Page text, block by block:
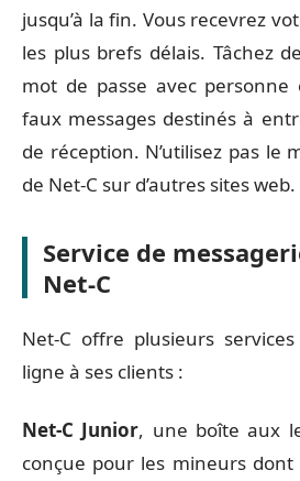
jusqu’à la fin. Vous recevrez
les plus brefs délais. Tâchez
mot de passe avec personne
faux messages destinés à
de réception. N’utilisez pas le
de Net-C sur d’autres sites web.
Service de
Net-C
Net-C offre plusieurs
ligne à ses clients :
Net-C Junior, une boîte aux
conçue pour les mineurs dont